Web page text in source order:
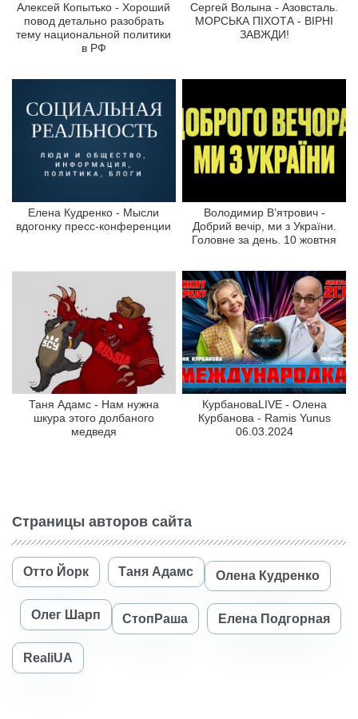
Алексей Копытько - Хороший
повод детально разобрать
тему национальной политики
в РФ
Сергей Волына - Азовсталь.
МОРСЬКА ПІХОТА - ВІРНІ
ЗАВЖДИ!
Елена Кудренко - Мысли
вдогонку пресс-конференции
Володимир В’ятрович -
Добрий вечір, ми з України.
Головне за день. 10 жовтня
Таня Адамс - Нам нужна
шкура этого долбаного
медведя
КурбановаLIVE - Олена
Курбанова - Ramis Yunus
06.03.2024
Страницы авторов сайта
Отто Йорк Таня Адамс Олена Кудренко
Олег Шарп СтопРаша Елена Подгорная
RealiUA